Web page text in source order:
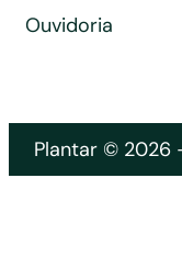
Ouvidoria
Plantar © 2026